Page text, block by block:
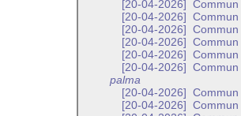
[20-04-2026]
[20-04-2026]
[20-04-2026]
[20-04-2026]
[20-04-2026]
Commun
[20-04-2026]
palma
[20-04-2026]
[20-04-2026]